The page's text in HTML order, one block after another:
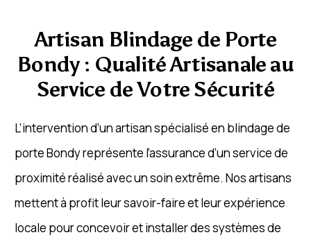
Artisan Blindage de Porte
Bondy : Qualité Artisanale au
Service de Votre Sécurité
L’intervention d’un artisan spécialisé en blindage de
porte Bondy représente l’assurance d’un service de
proximité réalisé avec un soin extrême. Nos artisans
mettent à profit leur savoir-faire et leur expérience
locale pour concevoir et installer des systèmes de